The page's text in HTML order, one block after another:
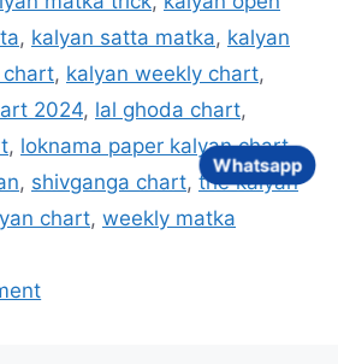
Whatsapp
, kalyan satta matka, kalyan
chart, kalyan weekly chart,
2024, lal ghoda chart,
, loknama paper kalyan chart,
, shivganga chart, the kalyan
chart, weekly matka